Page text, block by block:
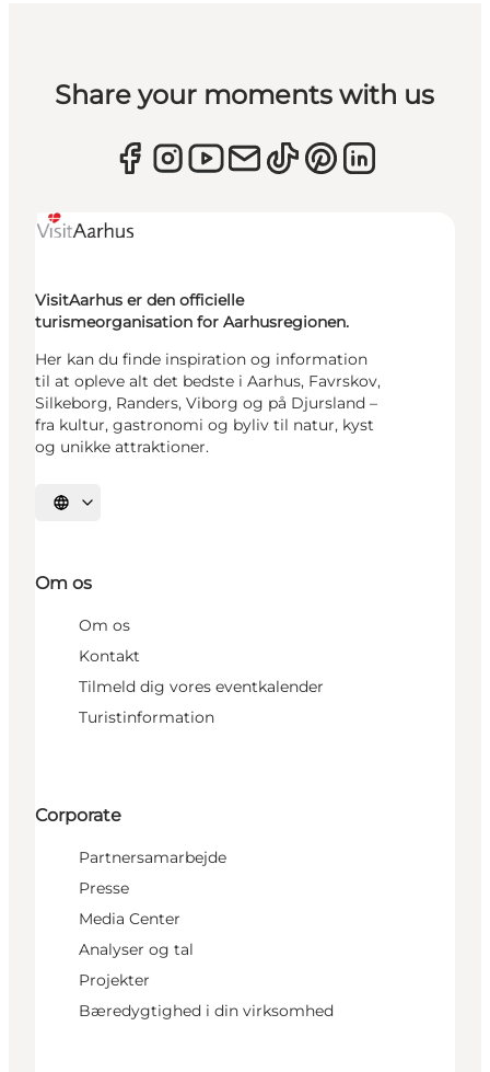
Share your moments with us
VisitAarhus er den officielle
turismeorganisation for Aarhusregionen.
Her kan du finde inspiration og information
til at opleve alt det bedste i Aarhus, Favrskov,
Silkeborg, Randers, Viborg og på Djursland –
fra kultur, gastronomi og byliv til natur, kyst
og unikke attraktioner.
Vælg sprog
Om os
Om os
Kontakt
Tilmeld dig vores eventkalender
Turistinformation
Corporate
Partnersamarbejde
Presse
Media Center
Analyser og tal
Projekter
Bæredygtighed i din virksomhed